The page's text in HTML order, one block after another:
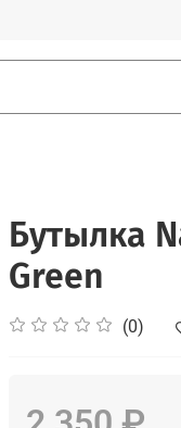
Бутылка
Green
(0)